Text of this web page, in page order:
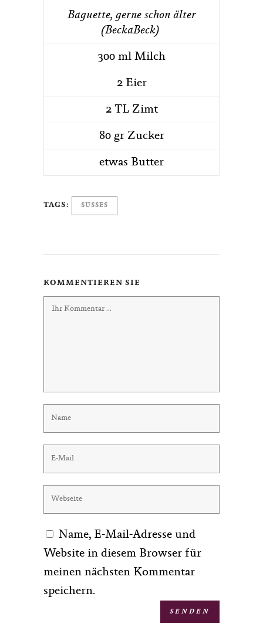
Baguette, gerne schon älter
(BeckaBeck)
300 ml Milch
2 Eier
2 TL Zimt
80 gr Zucker
etwas Butter
TAGS: SÜSSES
KOMMENTIEREN SIE
Name, E-Mail-Adresse und
Website in diesem Browser für
meinen nächsten Kommentar
speichern.